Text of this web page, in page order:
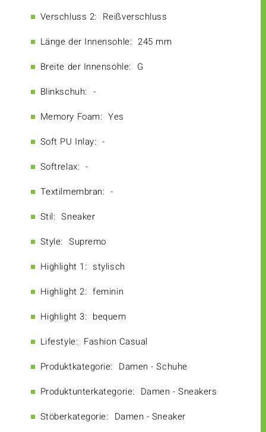
Verschluss 2: Reißverschluss
Länge der Innensohle: 245 mm
Breite der Innensohle: G
Blinkschuh: -
Memory Foam: Yes
Soft PU Inlay: -
Softrelax: -
Textilmembran: -
Stil: Sneaker
Style: Supremo
Highlight 1: stylisch
Highlight 2: feminin
Highlight 3: bequem
Lifestyle: Fashion Casual
Produktkategorie: Damen - Schuhe
Produktunterkategorie: Damen - Sneakers
Stöberkategorie: Damen - Sneaker